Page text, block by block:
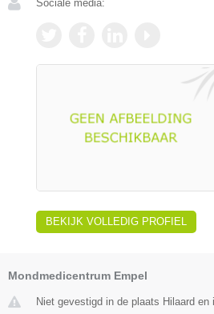
Sociale media:
BEKIJK VOLLEDIG PROFIEL
Mondmedicentrum Empel
Niet gevestigd in de plaats Hilaard en